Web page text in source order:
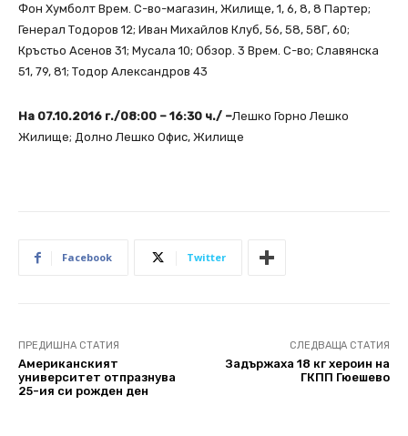
Фон Хумболт Врем. С-во-магазин, Жилище, 1, 6, 8, 8 Партер;
Генерал Тодоров 12; Иван Михайлов Клуб, 56, 58, 58Г, 60;
Кръстьо Асенов 31; Мусала 10; Обзор. 3 Врем. С-во; Славянска
51, 79, 81; Тодор Александров 43
На 07.10.2016 г./08:00 – 16:30 ч./ –Лешко Горно Лешко
Жилище; Долно Лешко Офис, Жилище
Facebook Twitter
ПРЕДИШНА СТАТИЯ
Американският
университет отпразнува
25-ия си рожден ден
СЛЕДВАЩА СТАТИЯ
Задържаха 18 кг хероин на
ГКПП Гюешево